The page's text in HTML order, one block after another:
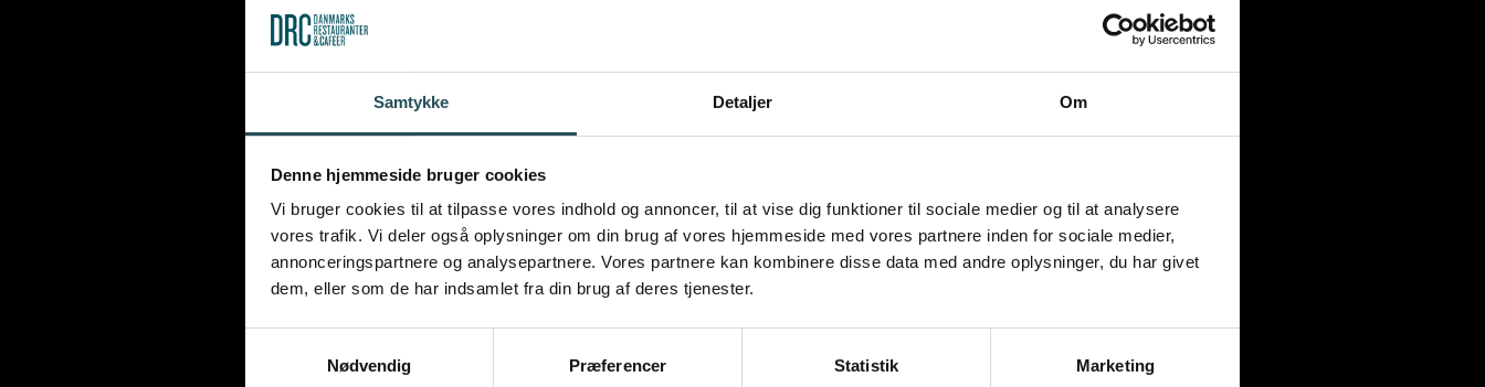
Samtykke Detaljer Om
Denne hjemmeside bruger cookies
Vi bruger cookies til at tilpasse vores indhold og annoncer, til at vise dig funktioner til sociale medier og til at analysere
vores trafik. Vi deler også oplysninger om din brug af vores hjemmeside med vores partnere inden for sociale medier,
annonceringspartnere og analysepartnere. Vores partnere kan kombinere disse data med andre oplysninger, du har givet
dem, eller som de har indsamlet fra din brug af deres tjenester.
Nødvendig
Præferencer Statistik Marketing
VIL DU VIDE MERE OM